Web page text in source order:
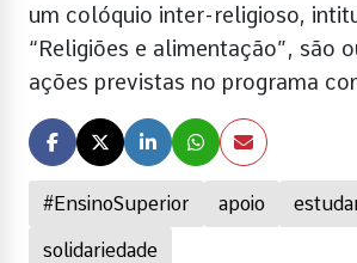
#EnsinoSuperior apoio
solidariedade
um colóquio inter-religioso,
“Religiões e alimentação”, são
ações previstas no programa